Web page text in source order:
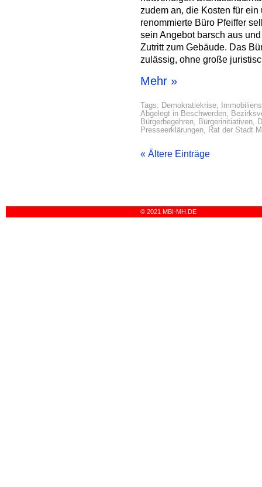
zudem an, die Kosten für
renommierte Büro Pfeiffer
sein Angebot barsch aus
Zutritt zum Gebäude. Das
zulässig, ohne große
Mehr »
Tags: Demokratiekrise,
Abgelegt in Beschwerden,
Bürgerbegehren, Bürgerinitiativen,
Presseerklärungen, Rat der Stadt
« Ältere Einträge
© 2021 MBI-MH.DE